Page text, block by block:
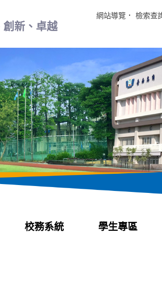
創新、卓越
網站導覽 ． 檢索查
校務系統 學生專區